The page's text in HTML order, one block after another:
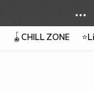
🪀CHILL ZONE